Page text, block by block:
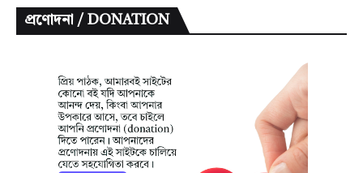
প্রণোদনা / DONATION